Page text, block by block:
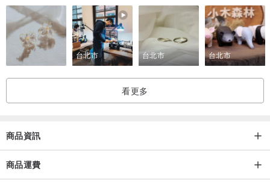
台北市 台北市 台北市
看更多
商品資訊
商品運費